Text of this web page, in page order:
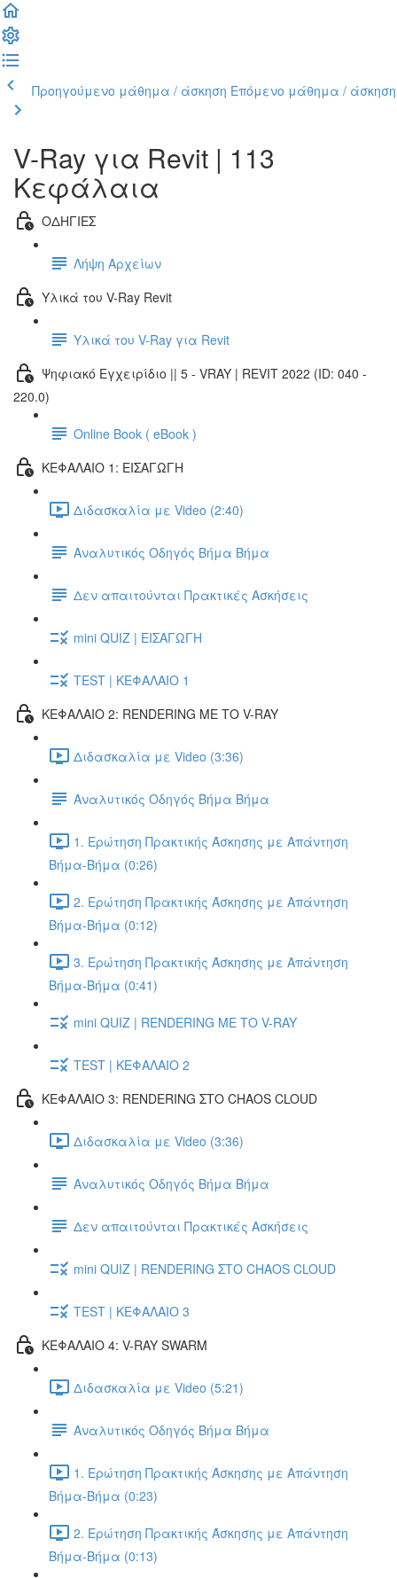
Προηγούμενο μάθημα / άσκηση Επόμενο μάθημα / άσκηση
V-Ray για Revit | 113
Κεφάλαια
ΟΔΗΓΙΕΣ
Λήψη Αρχείων
Υλικά του V-Ray Revit
Υλικά του V-Ray για Revit
Ψηφιακό Εγχειρίδιο || 5 - VRAY | REVIT 2022 (ID: 040 -
220.0)
Online Book ( eBook )
ΚΕΦΑΛΑΙΟ 1: ΕΙΣΑΓΩΓΗ
Διδασκαλία με Video (2:40)
Αναλυτικός Οδηγός Βήμα Βήμα
Δεν απαιτούνται Πρακτικές Ασκήσεις
mini QUIZ | ΕΙΣΑΓΩΓΗ
TEST | ΚΕΦΑΛΑΙΟ 1
ΚΕΦΑΛΑΙΟ 2: RENDERING ΜΕ ΤΟ V-RAY
Διδασκαλία με Video (3:36)
Αναλυτικός Οδηγός Βήμα Βήμα
1. Ερώτηση Πρακτικής Άσκησης με Απάντηση
Βήμα-Βήμα (0:26)
2. Ερώτηση Πρακτικής Άσκησης με Απάντηση
Βήμα-Βήμα (0:12)
3. Ερώτηση Πρακτικής Άσκησης με Απάντηση
Βήμα-Βήμα (0:41)
mini QUIZ | RENDERING ΜΕ ΤΟ V-RAY
TEST | ΚΕΦΑΛΑΙΟ 2
ΚΕΦΑΛΑΙΟ 3: RENDERING ΣΤΟ CHAOS CLOUD
Διδασκαλία με Video (3:36)
Αναλυτικός Οδηγός Βήμα Βήμα
Δεν απαιτούνται Πρακτικές Ασκήσεις
mini QUIZ | RENDERING ΣΤΟ CHAOS CLOUD
TEST | ΚΕΦΑΛΑΙΟ 3
ΚΕΦΑΛΑΙΟ 4: V-RAY SWARM
Διδασκαλία με Video (5:21)
Αναλυτικός Οδηγός Βήμα Βήμα
1. Ερώτηση Πρακτικής Άσκησης με Απάντηση
Βήμα-Βήμα (0:23)
2. Ερώτηση Πρακτικής Άσκησης με Απάντηση
Βήμα-Βήμα (0:13)